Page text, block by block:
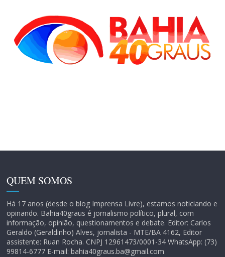
QUEM SOMOS
Há 17 anos (desde o blog Imprensa Livre), estamos noticiando e
opinando. Bahia40graus é jornalismo político, plural, com
informação, opinião, questionamentos e debate. Editor: Carlos
Geraldo (Geraldinho) Alves, jornalista - MTE/BA 4162, Editor
assistente: Ruan Rocha. CNPJ 12961473/0001-34 WhatsApp: (73)
99814-6777 E-mail: bahia40graus.ba@gmail.com